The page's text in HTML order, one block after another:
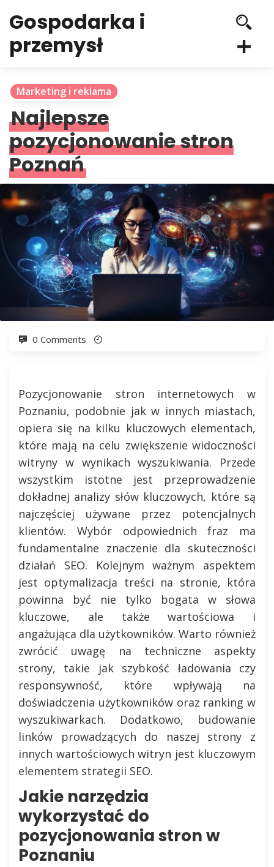
Gospodarka i
przemysł
Marketing i reklama
Najlepsze
pozycjonowanie stron
Poznań
0 Comments
Pozycjonowanie stron internetowych w
Poznaniu, podobnie jak w innych miastach,
opiera się na kilku kluczowych elementach,
które mają na celu zwiększenie widoczności
witryny w wynikach wyszukiwania. Przede
wszystkim istotne jest przeprowadzenie
dokładnej analizy słów kluczowych, które są
najczęściej używane przez potencjalnych
klientów. Wybór odpowiednich fraz ma
fundamentalne znaczenie dla skuteczności
działań SEO. Kolejnym ważnym aspektem
jest optymalizacja treści na stronie, która
powinna być nie tylko bogata w słowa
kluczowe, ale także wartościowa i
angażująca dla użytkowników. Warto również
zwrócić uwagę na techniczne aspekty
strony, takie jak szybkość ładowania czy
responsywność, które wpływają na
doświadczenia użytkowników oraz ranking w
wyszukiwarkach. Dodatkowo, budowanie
linków prowadzących do naszej strony z
innych wartościowych witryn jest kluczowym
elementem strategii SEO.
Jakie narzędzia
wykorzystać do
pozycjonowania stron w
Poznaniu